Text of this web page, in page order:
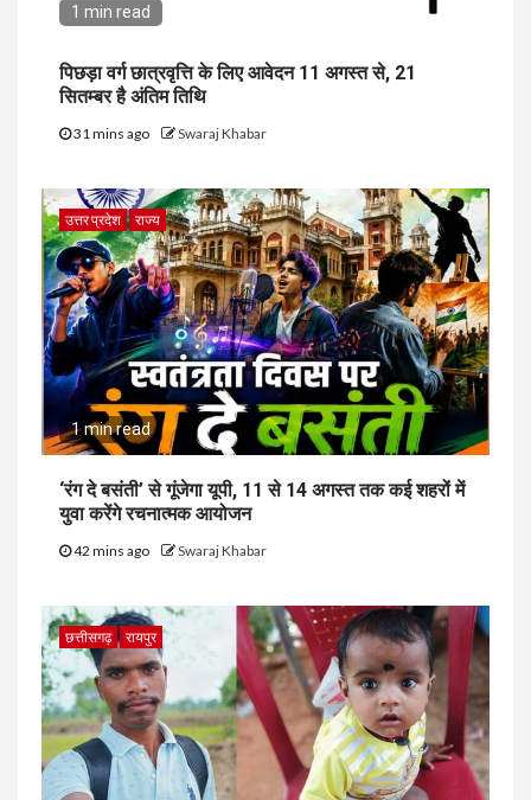
1 min read
पिछड़ा वर्ग छात्रवृत्ति के लिए आवेदन 11 अगस्त से, 21
सितम्बर है अंतिम तिथि
31 mins ago Swaraj Khabar
उत्तर प्रदेश राज्य
1 min read
‘रंग दे बसंती’ से गूंजेगा यूपी, 11 से 14 अगस्त तक कई शहरों में
युवा करेंगे रचनात्मक आयोजन
42 mins ago Swaraj Khabar
छत्तीसगढ़ रायपुर